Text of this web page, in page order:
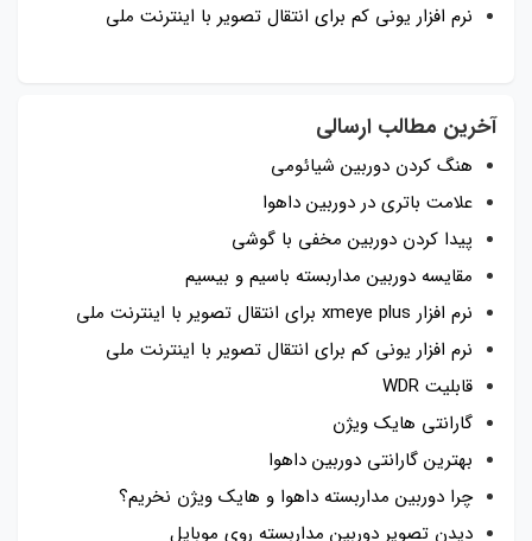
نرم افزار یونی کم برای انتقال تصویر با اینترنت ملی
آخرین مطالب ارسالی
هنگ کردن دوربین شیائومی
علامت باتری در دوربین داهوا
پیدا کردن دوربین مخفی با گوشی
مقایسه دوربین مداربسته باسیم و بیسیم
نرم افزار xmeye plus برای انتقال تصویر با اینترنت ملی
نرم افزار یونی کم برای انتقال تصویر با اینترنت ملی
قابلیت WDR
گارانتی هایک ویژن
بهترین گارانتی دوربین داهوا
چرا دوربین مداربسته داهوا و هایک ویژن نخریم؟
دیدن تصویر دوربین مداربسته روی موبایل